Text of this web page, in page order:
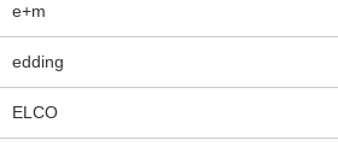
e+m
edding
ELCO